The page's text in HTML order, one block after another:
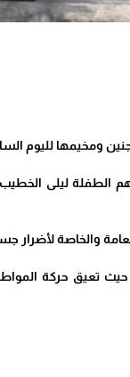
ومخيمها لليوم
الثلاثاء الماضي عن استشهاد
والخاصة لأضرار
تعيق حركة